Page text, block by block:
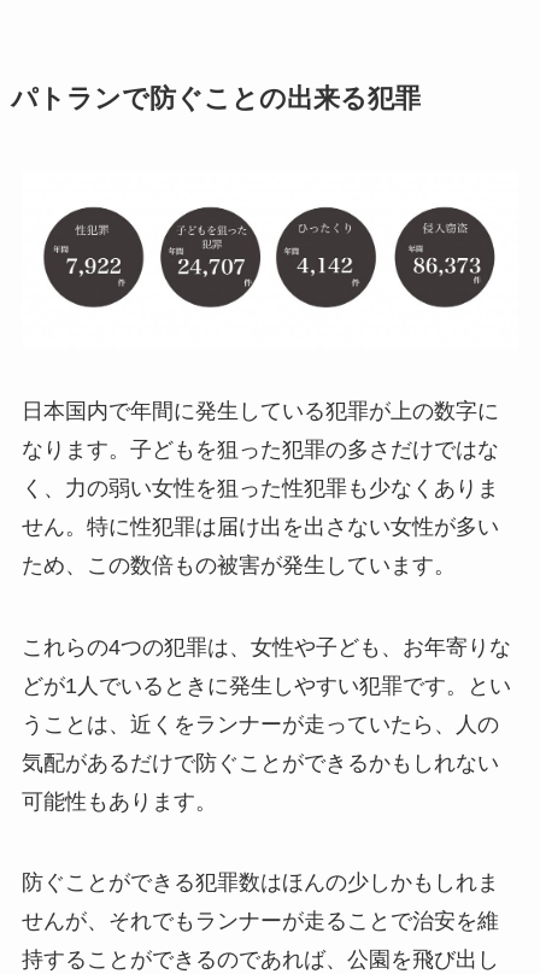
パトランで防ぐことの出来る犯罪
日本国内で年間に発生している犯罪が上の数字に
なります。子どもを狙った犯罪の多さだけではな
く、力の弱い女性を狙った性犯罪も少なくありま
せん。特に性犯罪は届け出を出さない女性が多い
ため、この数倍もの被害が発生しています。
これらの4つの犯罪は、女性や子ども、お年寄りな
どが1人でいるときに発生しやすい犯罪です。とい
うことは、近くをランナーが走っていたら、人の
気配があるだけで防ぐことができるかもしれない
可能性もあります。
防ぐことができる犯罪数はほんの少しかもしれま
せんが、それでもランナーが走ることで治安を維
持することができるのであれば、公園を飛び出し